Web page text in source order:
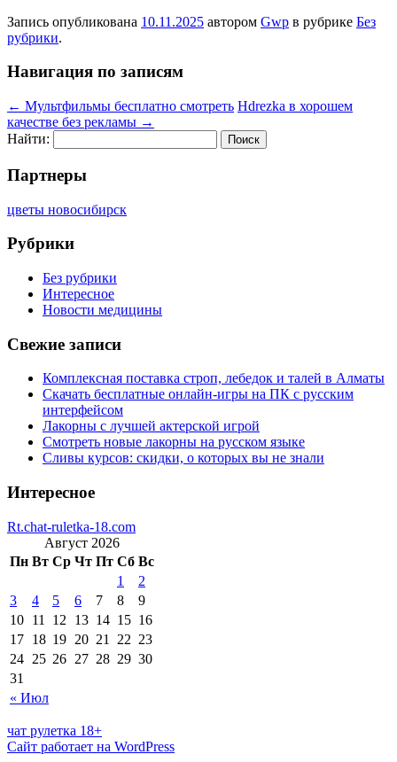
Запись опубликована 10.11.2025 автором Gwp в рубрике Без
рубрики.
Навигация по записям
← Мультфильмы бесплатно смотреть Hdrezka в хорошем
качестве без рекламы →
Найти:
Партнеры
цветы новосибирск
Рубрики
Без рубрики
Интересное
Новости медицины
Свежие записи
Комплексная поставка строп, лебедок и талей в Алматы
Скачать бесплатные онлайн-игры на ПК с русским
интерфейсом
Лакорны с лучшей актерской игрой
Смотреть новые лакорны на русском языке
Сливы курсов: скидки, о которых вы не знали
Интересное
Rt.chat-ruletka-18.com
Август 2026
Пн Вт Ср Чт Пт Сб Вс
« Июл
1
2
3
4 5 6 7 8
9
10 11 12 13 14 15 16
17 18 19 20 21 22 23
24 25 26 27 28 29 30
31
чат рулетка 18+
Сайт работает на WordPress